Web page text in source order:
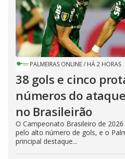
PALMEIRAS ONLINE/ HÁ 2 HORAS
38 gols e cinco
números do
no Brasileirão
O Campeonato Brasileiro de
pelo alto número de gols, e o
principal destaque...